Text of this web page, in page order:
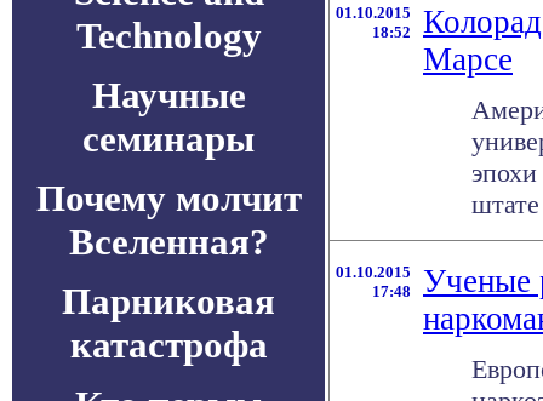
Technology
Научные
семинары
Почему молчит
Вселенная?
Парниковая
катастрофа
01.10.2015
18:52
Марсе
01.10.2015
17:48
Ученые